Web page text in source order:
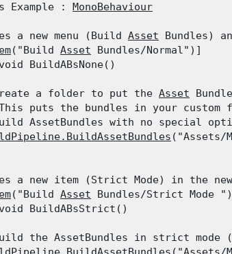
Example : MonoBehaviour
a new menu (Build
Asset Bundles)
("Build Asset Bundles/Normal")]
BuildABsNone()
a folder to put the
Asset
puts the bundles in your custom
AssetBundles with no special
("Assets/
a new item (Strict Mode) in the
("Build Asset Bundles/Strict Mode
BuildABsStrict()
the AssetBundles in strict mode